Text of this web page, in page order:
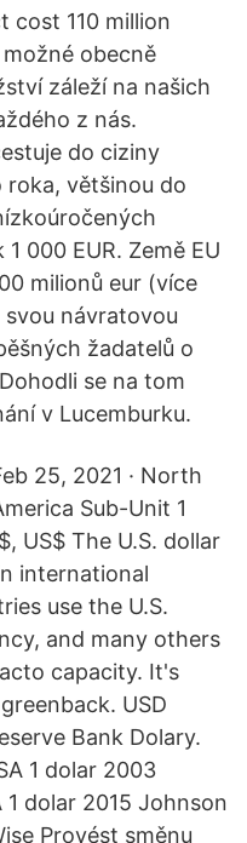
cost 110 million
obecně
záleží na našich
z nás.
do ciziny
roka, většinou do
000 EUR. Země EU
milionů eur (více
svou návratovou
žadatelů o
se na tom
v Lucemburku.
25, 2021 · North
Sub-Unit 1
US$ The U.S. dollar
international
use the U.S.
and many others
capacity. It's
USD
Bank Dolary.
1 dolar 2003
dolar 2015 Johnson
Provést směnu